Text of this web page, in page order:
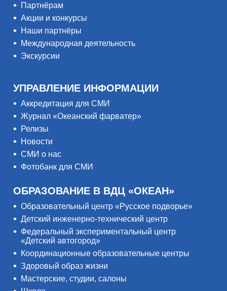
Партнёрам
Акции и конкурсы
Наши партнёры
Международная деятельность
Экскурсии
УПРАВЛЕНИЕ ИНФОРМАЦИИ
Аккредитация для СМИ
Журнал «Океанский фарватер»
Релизы
Новости
СМИ о нас
Фотобанк для СМИ
ОБРАЗОВАНИЕ В ВДЦ «ОКЕАН»
Образовательный центр «Русское подворье»
Детский инженерно-технический центр
Федеральный экспериментальный центр
«Детский автогород»
Координационные образовательные центры
Здоровый образ жизни
Мастерские, студии, салоны